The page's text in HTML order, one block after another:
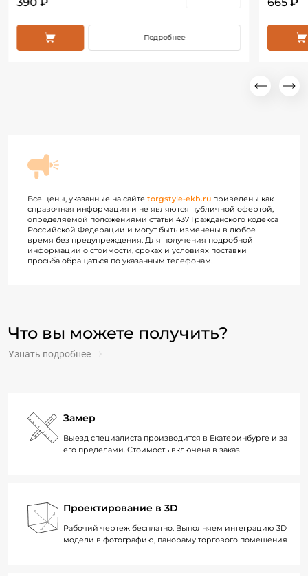
Подробнее
Все цены, указанные на сайте torgstyle-ekb.ru приведены как
справочная информация и не являются публичной офертой,
определяемой положениями статьи 437 Гражданского кодекса
Российской Федерации и могут быть изменены в любое
время без предупреждения. Для получения подробной
информации о стоимости, сроках и условиях поставки
просьба обращаться по указанным телефонам.
Что вы можете получить?
Узнать подробнее
Замер
Выезд специалиста производится в Екатеринбурге и за
его пределами. Стоимость включена в заказ
Проектирование в 3D
Рабочий чертеж бесплатно. Выполняем интеграцию 3D
модели в фотографию, панораму торгового помещения